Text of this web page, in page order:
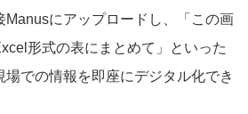
Manusにアップロードし、「この画
形式の表にまとめて」といった
での情報を即座にデジタル化でき